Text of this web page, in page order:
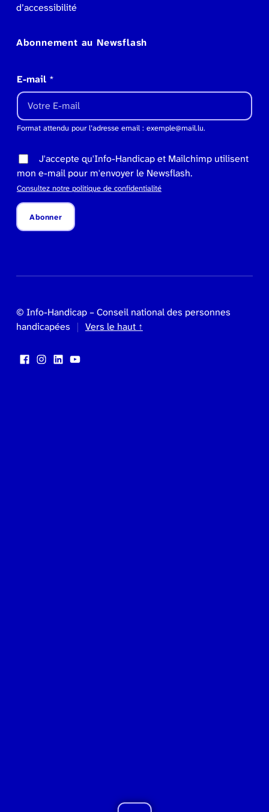
d’accessibilité
Abonnement au Newsflash
E-mail *
Format attendu pour l’adresse email : exemple@mail.lu.
J'accepte qu'Info-Handicap et Mailchimp utilisent
mon e-mail pour m'envoyer le Newsflash.
Consultez notre politique de confidentialité
Abonner
© Info-Handicap – Conseil national des personnes
handicapées
Vers le haut ↑
Facebook
Instagram
LinkedInYouTube